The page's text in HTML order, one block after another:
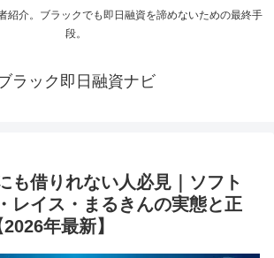
紹介。ブラックでも即日融資を諦めないための最終手
段。
ラック即日融資ナビ
も借りれない人必見｜ソフト
レイス・まるきんの実態と正
年最新】